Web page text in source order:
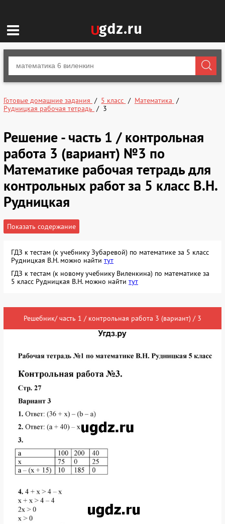
Готовые домашние задания 5 класс
Математика
Рудницкая рабочая тетрадь
3
Решение - часть 1 / контрольная
работа 3 (вариант) №3 по
Математике рабочая тетрадь для
контрольных работ за 5 класс В.Н.
Рудницкая
Показать содержание
ГДЗ к тестам (к учебнику Зубаревой) по математике за 5 класс
Рудницкая В.Н. можно найти тут
ГДЗ к тестам (к новому учебнику Виленкина) по математике за
5 класс Рудницкая В.Н. можно найти тут
Решебник/ часть 1 / контрольная работа 3 (вариант) / 3